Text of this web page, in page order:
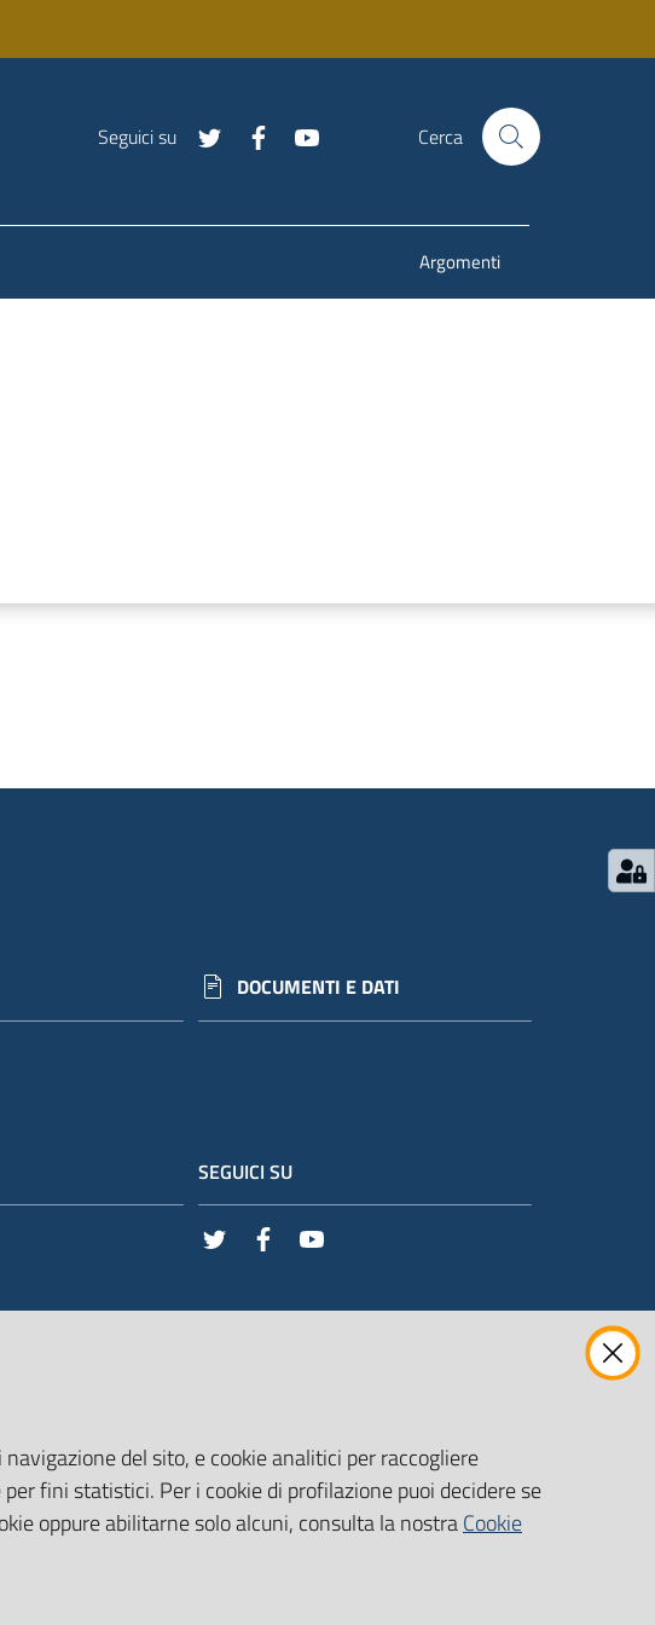
Seguici su Cerca
Argomenti
DOCUMENTI E DATI
SEGUICI SU
Twitter Facebook
del sito, e cookie analitici per raccogliere
fini statistici. Per i cookie di profilazione puoi decidere se
oppure abilitarne solo alcuni, consulta la nostraCookie